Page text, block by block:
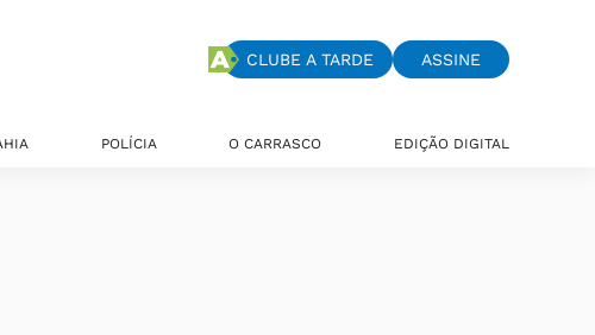
CLUBE A TARDE ASSINE
POLÍCIA O CARRASCO EDIÇÃO DIGITAL